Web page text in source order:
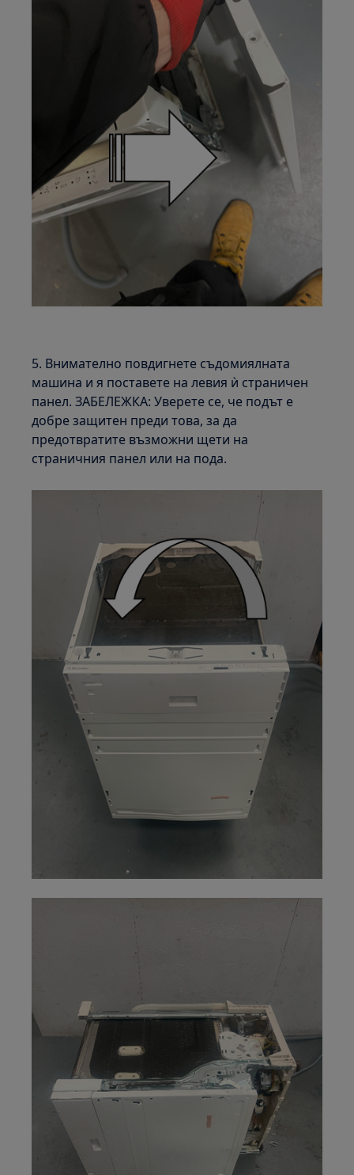
5. Внимателно повдигнете съдомиялната
машина и я поставете на левия ѝ страничен
панел. ЗАБЕЛЕЖКА: Уверете се, че подът е
добре защитен преди това, за да
предотвратите възможни щети на
страничния панел или на пода.